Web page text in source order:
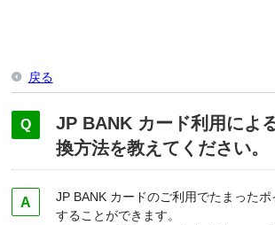
戻る
JP BANK カード利用によ
換方法を教えてください。
JP BANK カードのご利用でたまった
することができます。